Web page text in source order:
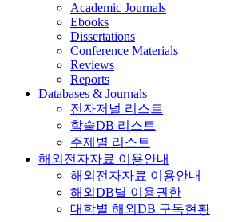
Academic Journals
Ebooks
Dissertations
Conference Materials
Reviews
Reports
Databases & Journals
전자저널 리스트
학술DB 리스트
주제별 리스트
해외전자자료 이용안내
해외전자자료 이용안내
해외DB별 이용권한
대학별 해외DB 구독현황